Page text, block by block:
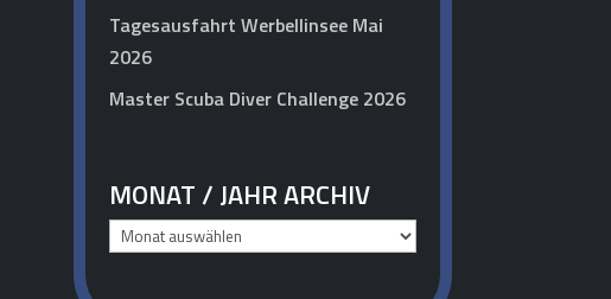
Tagesausfahrt Werbellinsee Mai
2026
Master Scuba Diver Challenge 2026
MONAT / JAHR ARCHIV
Monat